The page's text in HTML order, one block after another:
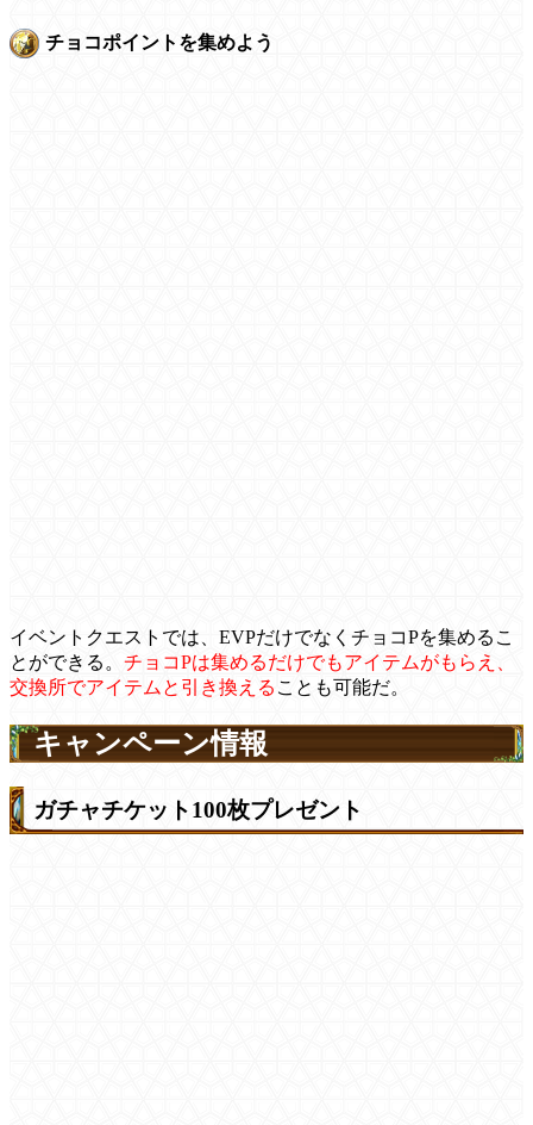
チョコポイントを集めよう
イベントクエストでは、EVPだけでなくチョコPを集めるこ
とができる。 チョコPは集めるだけでもアイテムがもらえ、
交換所でアイテムと引き換える ことも可能だ。
キャンペーン情報
ガチャチケット100枚プレゼント